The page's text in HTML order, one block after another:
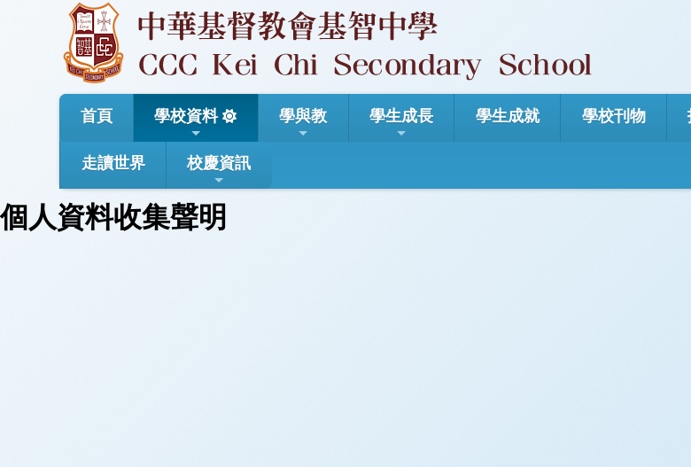
首頁 學校資料 學與教 學生成長 學生成就 學校刊物
走讀世界 校慶資訊
個人資料收集聲明